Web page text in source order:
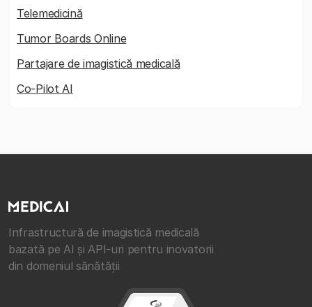
Telemedicină
Tumor Boards Online
Partajare de imagistică medicală
Co-Pilot AI
Infrastructură de imagistică medicală
bazată pe AI și API-uri pentru inovatorii
din domeniul sănătății